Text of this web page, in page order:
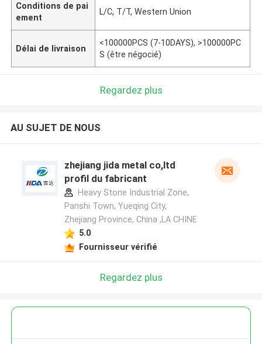
Conditions de pai
ement
L/C, T/T, Western Union
Délai de livraison
<100000PCS (7-10DAYS), >100000PC
S (être négocié)
Regardez plus
AU SUJET DE NOUS
zhejiang jida metal co,ltd
profil du fabricant
Heavy Stone Industrial Zone,
Panshi Town, Yueqing City,
Zhejiang Province, China ,LA CHINE
5.0
Fournisseur vérifié
Regardez plus